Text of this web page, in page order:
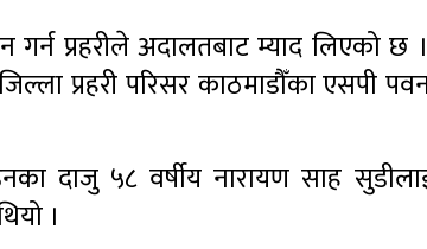
प्रहरीले अदालतबाट म्याद लिएको छ
प्रहरी परिसर काठमाडौँका एसपी
दाजु ५८ वर्षीय नारायण साह
।